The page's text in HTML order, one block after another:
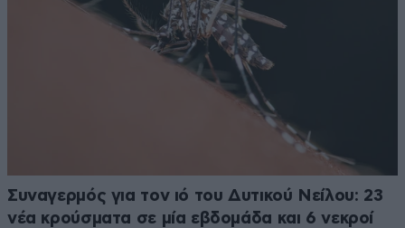
Συναγερμός για τον ιό του Δυτικού Νείλου: 23
νέα κρούσματα σε μία εβδομάδα και 6 νεκροί